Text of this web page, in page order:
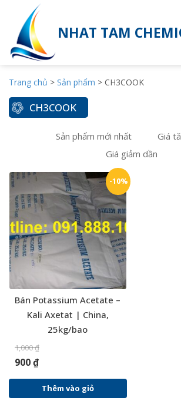
NHAT TAM
Trang chủ > Sản phẩm > CH3COOK
CH3COOK
Sản phẩm mới nhất
Giá
Giá giảm dần
-10%
Bán Potassium Acetate –
Kali Axetat | China,
25kg/bao
1,000₫
900₫
Thêm vào giỏ